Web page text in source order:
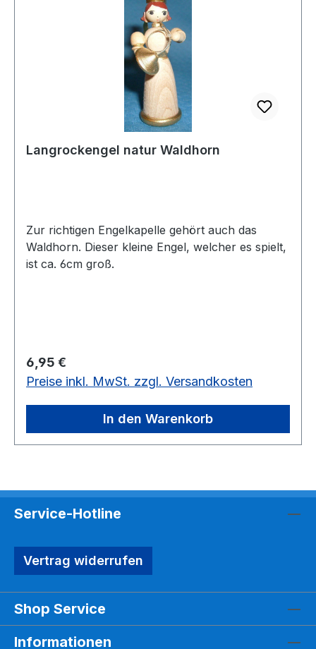
Langrockengel natur Waldhorn
Zur richtigen Engelkapelle gehört auch das
Waldhorn. Dieser kleine Engel, welcher es spielt,
ist ca. 6cm groß.
Regulärer Preis:
6,95 €
Preise inkl. MwSt. zzgl. Versandkosten
In den Warenkorb
Service-Hotline
Vertrag widerrufen
Shop Service
Informationen